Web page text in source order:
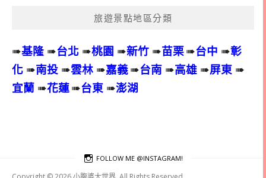
旅遊景點地區分類
➠基隆 ➠台北 ➠桃園 ➠新竹 ➠苗栗➠台中 ➠彰
化 ➠南投 ➠雲林 ➠嘉義➠台南 ➠高雄 ➠屏東 ➠
宜蘭 ➠花蓮➠台東 ➠澎湖
FOLLOW ME @INSTAGRAM!